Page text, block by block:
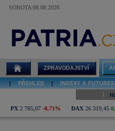
SOBOTA 08.08.2026
Lloyds TSB
ZPRAVODAJSTVÍ
PŘEHLED INDEXY A FUTURES
PX 2 785,07 -0,71% DAX 26 319,45